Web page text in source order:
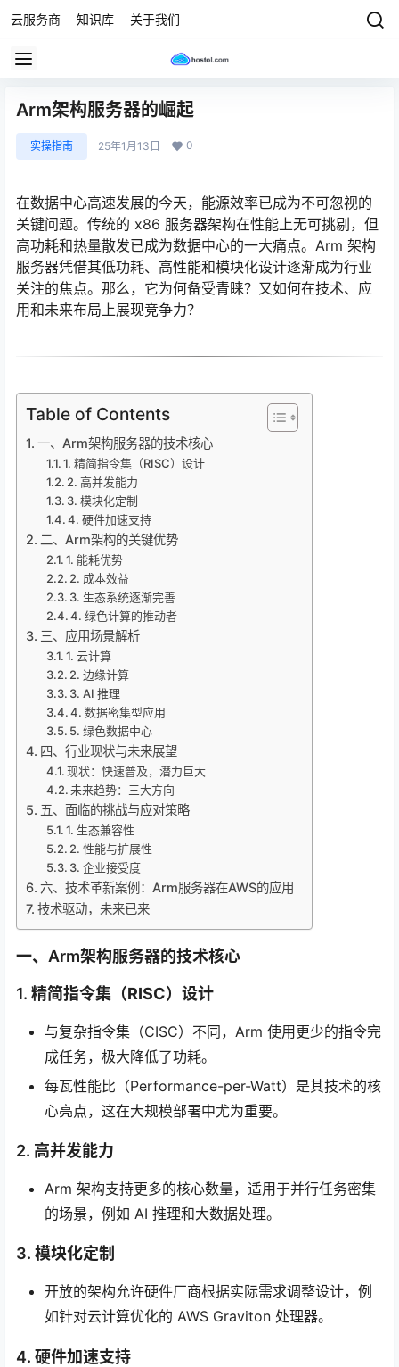
云服务商 知识库 关于我们
Arm架构服务器的崛起
实操指南 25年1月13日 0
在数据中心高速发展的今天，能源效率已成为不可忽视的
关键问题。传统的 x86 服务器架构在性能上无可挑剔，但
高功耗和热量散发已成为数据中心的一大痛点。Arm 架构
服务器凭借其低功耗、高性能和模块化设计逐渐成为行业
关注的焦点。那么，它为何备受青睐？又如何在技术、应
用和未来布局上展现竞争力？
Table of Contents
一、Arm架构服务器的技术核心
1. 精简指令集（RISC）设计
2. 高并发能力
3. 模块化定制
4. 硬件加速支持
二、Arm架构的关键优势
1. 能耗优势
2. 成本效益
3. 生态系统逐渐完善
4. 绿色计算的推动者
三、应用场景解析
1. 云计算
2. 边缘计算
3. AI 推理
4. 数据密集型应用
5. 绿色数据中心
四、行业现状与未来展望
现状：快速普及，潜力巨大
未来趋势：三大方向
五、面临的挑战与应对策略
1. 生态兼容性
2. 性能与扩展性
3. 企业接受度
六、技术革新案例：Arm服务器在AWS的应用
技术驱动，未来已来
一、Arm架构服务器的技术核心
1. 精简指令集（RISC）设计
与复杂指令集（CISC）不同，Arm 使用更少的指令完
成任务，极大降低了功耗。
每瓦性能比（Performance-per-Watt）是其技术的核
心亮点，这在大规模部署中尤为重要。
2. 高并发能力
Arm 架构支持更多的核心数量，适用于并行任务密集
的场景，例如 AI 推理和大数据处理。
3. 模块化定制
开放的架构允许硬件厂商根据实际需求调整设计，例
如针对云计算优化的 AWS Graviton 处理器。
4. 硬件加速支持